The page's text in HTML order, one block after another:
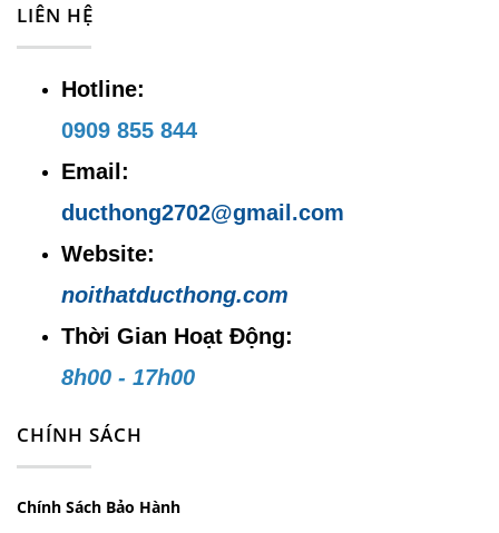
LIÊN HỆ
Hotline:
0909 855 844
Email:
ducthong2702@gmail.com
Website:
noithatducthong.com
Thời Gian Hoạt Động:
8h00 - 17h00
CHÍNH SÁCH
Chính Sách Bảo Hành